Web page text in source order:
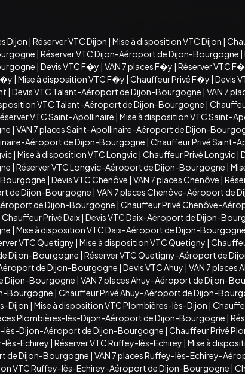
Dijon | Réserver VTC Dijon | Mise à disposition VTC Dijon |
| Réserver VTC Dijon-Aéroport de Dijon-Bourgogne |
| Devis VTC F�y | VAN 7 places F�y | Réserver VTC
| Mise à disposition VTC F�y | Chauffeur Privé F�y | Devis
| Devis VTC Talant-Aéroport de Dijon-Bourgogne | VAN 7
VTC Talant-Aéroport de Dijon-Bourgogne |
VTC Saint-Apollinaire | Mise à disposition VTC Saint-
| VAN 7 places Saint-Apollinaire-Aéroport de Dijon-
Aéroport de Dijon-Bourgogne | Chauffeur Privé Saint-
| Mise à disposition VTC Longvic| Chauffeur Privé Longvic|
| Réserver VTC Longvic-Aéroport de Dijon-Bourgogne |
| Devis VTC Chenôve | VAN 7 places Chenôve |
de Dijon-Bourgogne | VAN 7 places Chenôve-Aéroport de
de Dijon-Bourgogne | Chauffeur Privé Chenôve-
Chauffeur Privé Daix| Devis VTC Daix-Aéroport de Dijon-
| Mise à disposition VTC Daix-Aéroport de Dijon-Bourgogne
VTC Quetigny | Mise à disposition VTC Quetigny |
Dijon-Bourgogne | Réserver VTC Quetigny-Aéroport de
de Dijon-Bourgogne | Devis VTC Ahuy | VAN 7 places
Dijon-Bourgogne | VAN 7 places Ahuy-Aéroport de Dijon-
Bourgogne | Chauffeur Privé Ahuy-Aéroport de Dijon-
Dijon | Mise à disposition VTC Plombières-lès-Dijon |
Plombières-lès-Dijon-Aéroport de Dijon-Bourgogne |
lès-Dijon-Aéroport de Dijon-Bourgogne | Chauffeur Privé
lès-Echirey | Réserver VTC Ruffey-lès-Echirey | Mise à
de Dijon-Bourgogne | VAN 7 places Ruffey-lès-Echirey-
VTC Ruffey-lès-Echirey-Aéroport de Dijon-Bourgogne |